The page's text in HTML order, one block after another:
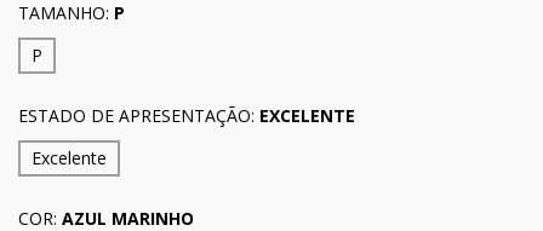
TAMANHO: P
P
ESTADO DE APRESENTAÇÃO: EXCELENTE
Excelente
COR: AZUL MARINHO